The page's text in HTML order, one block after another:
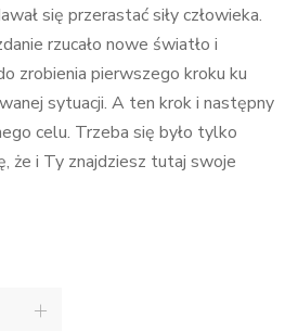
się przerastać siły człowieka.
rzucało nowe światło i
zrobienia pierwszego kroku ku
sytuacji. A ten krok i następny
celu. Trzeba się było tylko
że i Ty znajdziesz tutaj swoje